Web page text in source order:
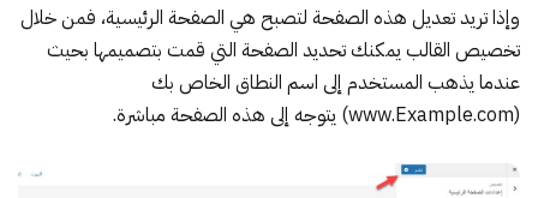
وإذا تريد تعديل هذه الصفحة لتصبح هي الصفحة الرئيسية، فمن خلال
تخصيص القالب يمكنك تحديد الصفحة التي قمت بتصميمها بحيث
عندما يذهب المستخدم إلى اسم النطاق الخاص بك
(www.Example.com) يتوجه إلى هذه الصفحة مباشرة.